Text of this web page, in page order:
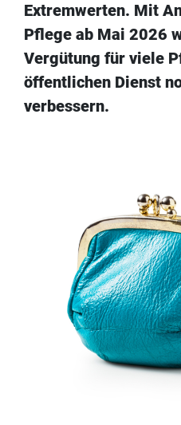
Extremwerten. Mit
Pflege ab Mai 2026
Vergütung für viele
öffentlichen Dienst
verbessern.